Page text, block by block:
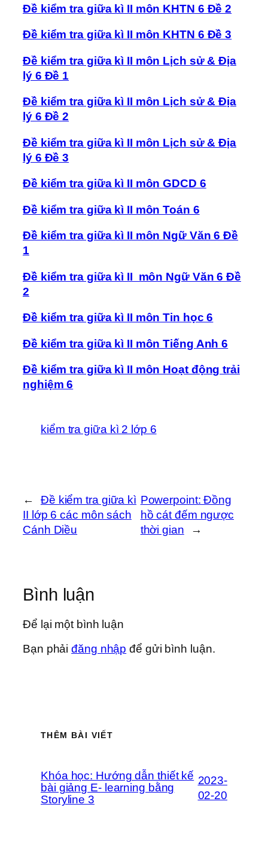
Đề kiểm tra giữa kì II môn KHTN 6 Đề 2
Đề kiểm tra giữa kì II môn KHTN 6 Đề 3
Đề kiểm tra giữa kì II môn Lịch sử & Địa
lý 6 Đề 1
Đề kiểm tra giữa kì II môn Lịch sử & Địa
lý 6 Đề 2
Đề kiểm tra giữa kì II môn Lịch sử & Địa
lý 6 Đề 3
Đề kiểm tra giữa kì II môn GDCD 6
Đề kiểm tra giữa kì II môn Toán 6
Đề kiểm tra giữa kì II môn Ngữ Văn 6 Đề
1
Đề kiểm tra giữa kì II môn Ngữ Văn 6 Đề
2
Đề kiểm tra giữa kì II môn Tin học 6
Đề kiểm tra giữa kì II môn Tiếng Anh 6
Đề kiểm tra giữa kì II môn Hoạt động trải
nghiệm 6
kiểm tra giữa kì 2 lớp 6
←
Đề kiểm tra giữa kì
II lớp 6 các môn sách
Cánh Diều
Powerpoint: Đồng
hồ cát đếm ngược
thời gian
→
Bình luận
Để lại một bình luận
Bạn phảiđăng nhập để gửi bình luận.
THÊM BÀI VIẾT
Khóa học: Hướng dẫn thiết kế
bài giảng E- learning bằng
Storyline 3
2023-
02-20